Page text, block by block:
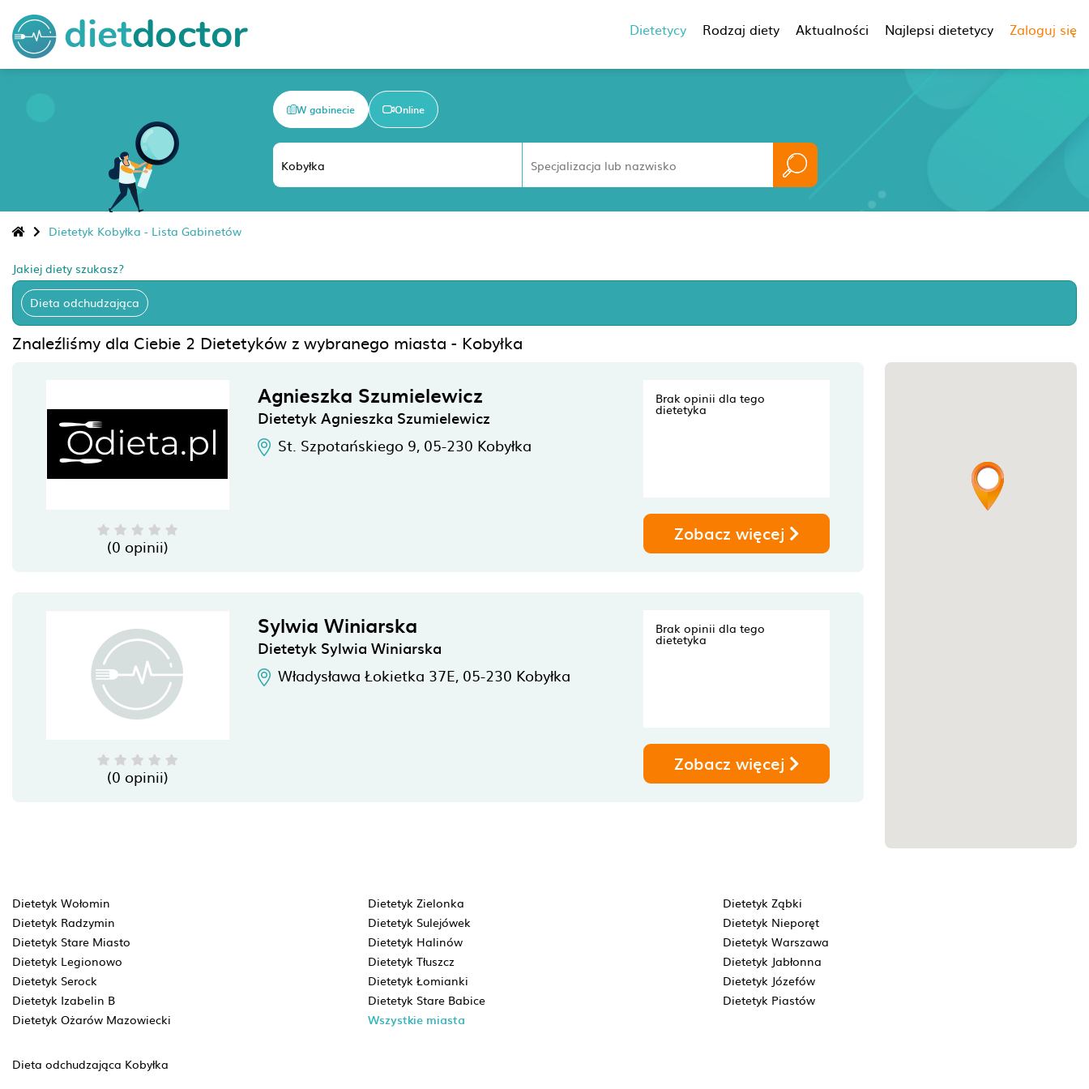
Dietetycy Rodzaj diety Aktualności Najlepsi dietetycy Zaloguj się
W gabinecie Online
Dietetyk Kobyłka - Lista Gabinetów
Jakiej diety szukasz?
Dieta odchudzająca
Znaleźliśmy dla Ciebie 2 Dietetyków z wybranego miasta - Kobyłka
(0 opinii)
Agnieszka Szumielewicz
Dietetyk Agnieszka Szumielewicz
St. Szpotańskiego 9, 05-230 Kobyłka
Brak opinii dla tego
dietetyka
Zobacz więcej
(0 opinii)
Sylwia Winiarska
Dietetyk Sylwia Winiarska
Władysława Łokietka 37E, 05-230 Kobyłka
Brak opinii dla tego
dietetyka
Zobacz więcej
Dietetyk Wołomin Dietetyk Zielonka
Dietetyk Ząbki
Dietetyk Radzymin
Dietetyk Sulejówek
Dietetyk Nieporęt
Dietetyk Stare Miasto
Dietetyk Halinów
Dietetyk Warszawa
Dietetyk Legionowo
Dietetyk Tłuszcz
Dietetyk Jabłonna
Dietetyk Serock
Dietetyk Łomianki
Dietetyk Józefów
Dietetyk Izabelin B
Dietetyk Stare Babice
Dietetyk Piastów
Dietetyk Ożarów Mazowiecki
Wszystkie miasta
Dieta odchudzająca Kobyłka